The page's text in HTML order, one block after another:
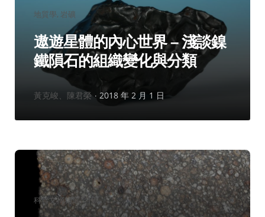
分
類：
地質學 岩礦
遨遊星體的內心世界 – 淺談鎳
鐵隕石的組織變化與分類
作
黃克峻、陳君榮 2018 年 2 月 1 日
分
類：
科普文摘精選 岩礦